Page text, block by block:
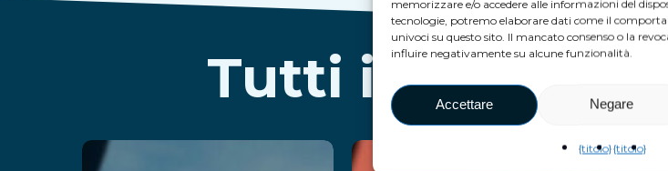
memorizzare e/o accedere alle informazioni del
tecnologie, potremo elaborare dati come il
univoci su questo sito. Il mancato consenso o la
influire negativamente su alcune funzionalità.
Accettare Negare
{titolo}{titolo}
Tutti i giochi